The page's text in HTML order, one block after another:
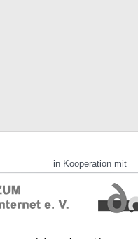
in Kooperation mit